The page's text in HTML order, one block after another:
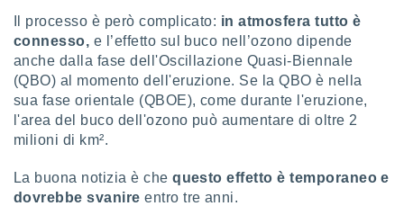
e
per la
dei
Il processo è però complicato: in atmosfera tutto è
connesso, e l’effetto sul buco nell’ozono dipende
anche dalla fase dell'Oscillazione Quasi-Biennale
(QBO) al momento dell'eruzione. Se la QBO è nella
sua fase orientale (QBOE), come durante l'eruzione,
l'area del buco dell'ozono può aumentare di oltre 2
milioni di km².
La buona notizia è chequesto effetto è temporaneo e
dovrebbe svanireentro tre anni.